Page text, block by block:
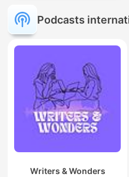
Podcasts
Writers & Wonders